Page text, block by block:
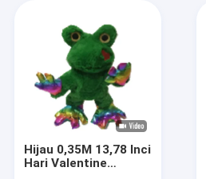
Hijau 0,35M 13,78 Inci
Hari Valentine